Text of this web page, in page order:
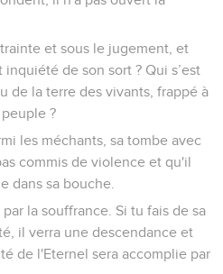
et sous le jugement, et
inquiété de son sort ? Qui s’est
de la terre des vivants, frappé à
?
les méchants, sa tombe avec
commis de violence et qu'il
dans sa bouche.
la souffrance. Si tu fais de sa
il verra une descendance et
de l'Eternel sera accomplie par